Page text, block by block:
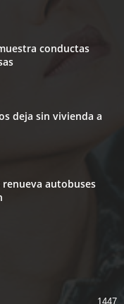
conductas
deja sin vivienda a
renueva autobuses
1447